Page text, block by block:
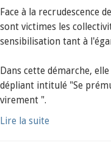
Face à la recrudescence
sont victimes les
sensibilisation tant à
Dans cette démarche,
dépliant intitulé "Se
virement ".
Lire la suite